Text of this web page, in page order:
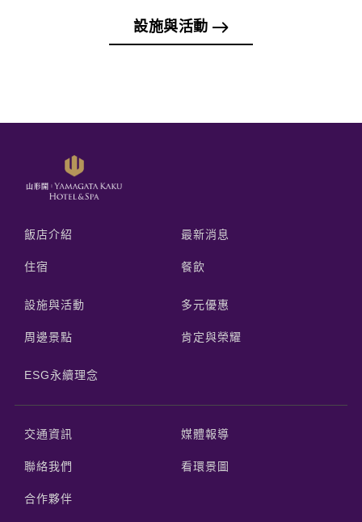
設施與活動
飯店介紹 最新消息
住宿 餐飲
設施與活動 多元優惠
周邊景點 肯定與榮耀
ESG永續理念
交通資訊 媒體報導
聯絡我們 看環景圖
合作夥伴